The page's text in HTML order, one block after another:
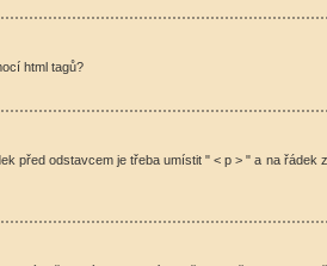
html tagů?
před odstavcem je třeba umístit " < p > " a na řádek